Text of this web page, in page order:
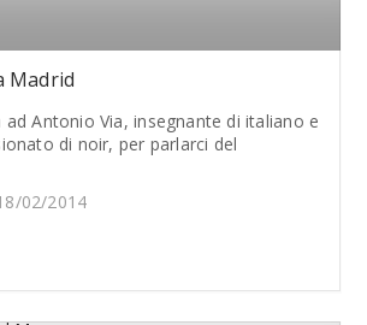
Madrid
Antonio Via, insegnante di italiano e
di noir, per parlarci del
02/2014